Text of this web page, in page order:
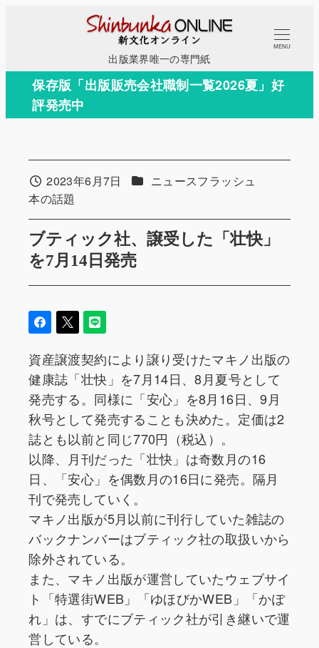
コ
テ
出版業界唯一の専門紙
MENU
保存版「出版販売会社職制一覧2026夏」好
評発売中
ブティック社、譲受した「壮快」
を7月14日発売
投稿日2023年6月7日 カテゴリー
ニュースフラッシュ
カテゴリー
本の話題
資産譲渡契約により譲り受けたマキノ出版の
健康誌「壮快」を7月14日、8月夏号として
発売する。同様に「安心」を8月16日、9月
秋号として発売することも決めた。定価は2
誌とも以前と同じ770円（税込）。
以降、月刊だった「壮快」は奇数月の16
日、「安心」を偶数月の16日に発売。隔月
刊で発売していく。
マキノ出版が5月以前に刊行していた雑誌の
バックナンバーはブティック社の取扱いから
除外されている。
また、マキノ出版が運営していたウェブサイ
ト「特選街WEB」「ゆほびかWEB」「かぽ
れ」は、すでにブティック社が引き継いで運
営している。